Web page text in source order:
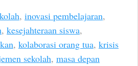
, inovasi pembelajaran,
, kesejahteraan siswa,
, kolaborasi orang tua, krisis
sekolah, masa depan